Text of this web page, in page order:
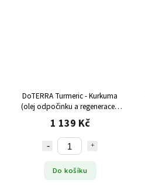
DoTERRA Turmeric - Kurkuma
(olej odpočinku a regenerace),
15 ml
1 139 Kč
Do košíku